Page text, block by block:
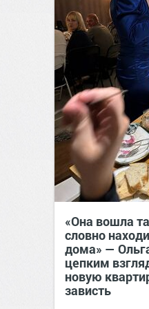
«Она вошла
словно
дома» —
цепким
новую
зависть